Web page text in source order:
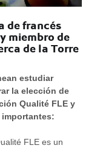
de francés
miembro de
de la Torre
estudiar
la elección de
Qualité FLE y
importantes:
FLE es un